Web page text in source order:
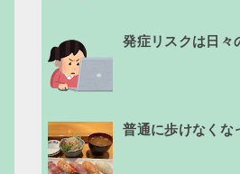
発症リスクは日々
普通に歩けなくな